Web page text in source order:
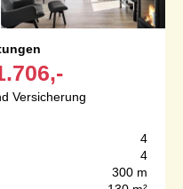
Versicherung
4
4
300 m